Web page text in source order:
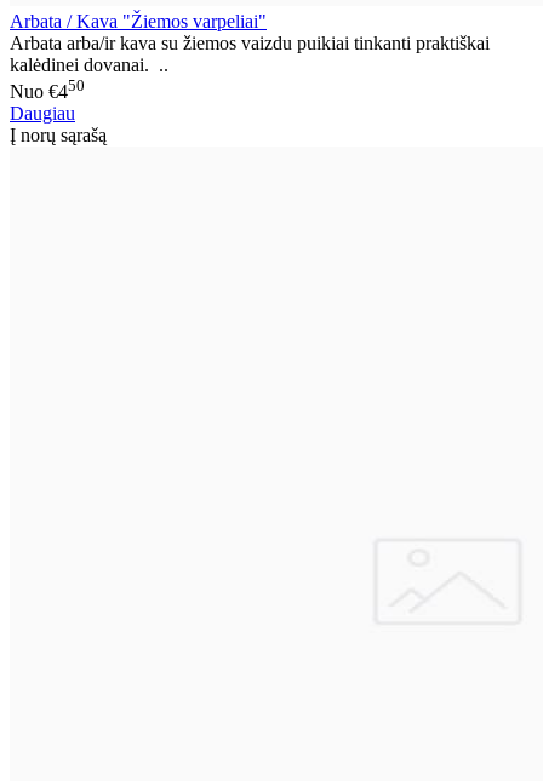
Arbata / Kava "Žiemos varpeliai"
Arbata arba/ir kava su žiemos vaizdu puikiai tinkanti praktiškai
kalėdinei dovanai. ..
Nuo €450
Daugiau
Į norų sąrašą